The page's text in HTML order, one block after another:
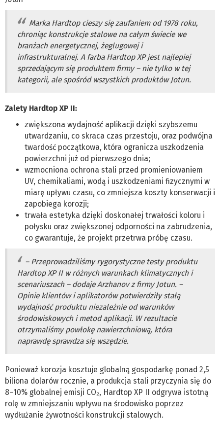
Marka Hardtop cieszy się zaufaniem od 1978 roku,
chroniąc konstrukcje stalowe na całym świecie we
branżach energetycznej, żeglugowej i
infrastrukturalnej. A farba Hardtop XP jest najlepiej
sprzedającym się produktem firmy – nie tylko w tej
kategorii, ale spośród wszystkich produktów Jotun.
Zalety Hardtop XP II:
zwiększona wydajność aplikacji dzięki szybszemu
utwardzaniu, co skraca czas przestoju, oraz podwójna
twardość początkowa, która ogranicza uszkodzenia
powierzchni już od pierwszego dnia;
wzmocniona ochrona stali przed promieniowaniem
UV, chemikaliami, wodą i uszkodzeniami fizycznymi w
miarę upływu czasu, co zmniejsza koszty konserwacji i
zapobiega korozji;
trwała estetyka dzięki doskonałej trwałości koloru i
połysku oraz zwiększonej odporności na zabrudzenia,
co gwarantuje, że projekt przetrwa próbę czasu.
– Przeprowadziliśmy rygorystyczne testy produktu
Hardtop XP II w różnych warunkach klimatycznych i
scenariuszach – dodaje Arzhanov z firmy Jotun. –
Opinie klientów i aplikatorów potwierdziły stałą
wydajność produktu niezależnie od warunków
środowiskowych i metod aplikacji. W rezultacie
otrzymaliśmy powłokę nawierzchniową, która
naprawdę sprawdza się wszędzie.
Ponieważ korozja kosztuje globalną gospodarkę ponad 2,5
biliona dolarów rocznie, a produkcja stali przyczynia się do
8–10% globalnej emisji CO₂, Hardtop XP II odgrywa istotną
rolę w zmniejszaniu wpływu na środowisko poprzez
wydłużanie żywotności konstrukcji stalowych.